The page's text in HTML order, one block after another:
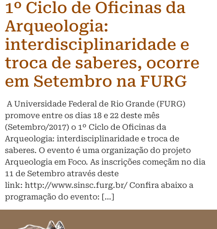
1º Ciclo de Oficinas da
Arqueologia:
interdisciplinaridade e
troca de saberes, ocorre
em Setembro na FURG
A Universidade Federal de Rio Grande (FURG)
promove entre os dias 18 e 22 deste mês
(Setembro/2017) o 1º Ciclo de Oficinas da
Arqueologia: interdisciplinaridade e troca de
saberes. O evento é uma organização do projeto
Arqueologia em Foco. As inscrições começãm no dia
11 de Setembro através deste
link: http://www.sinsc.furg.br/ Confira abaixo a
programação do evento: […]